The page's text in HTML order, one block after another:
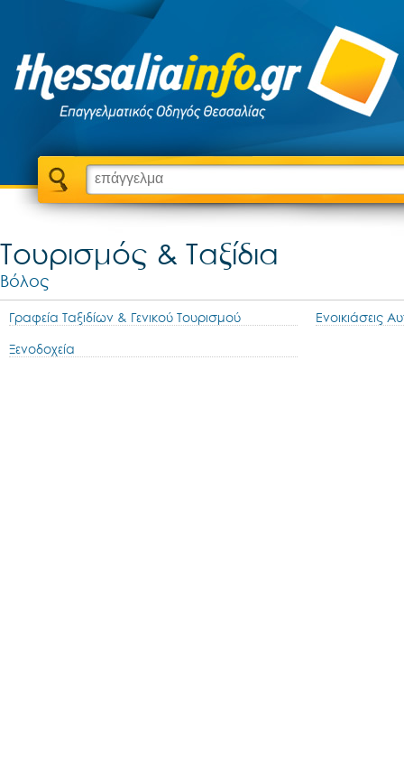
Τουρισμός & Ταξίδια
Βόλος
Γραφεία Ταξιδίων & Γενικού Τουρισμού Ενοικιάσεις
Ξενοδοχεία